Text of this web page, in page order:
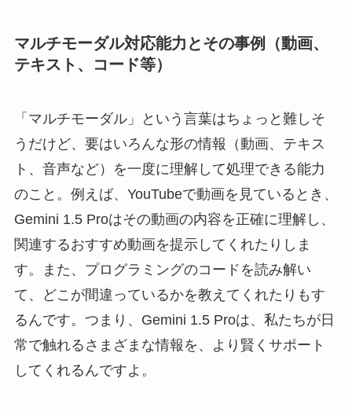
マルチモーダル対応能力とその事例（動画、
テキスト、コード等）
「マルチモーダル」という言葉はちょっと難しそ
うだけど、要はいろんな形の情報（動画、テキス
ト、音声など）を一度に理解して処理できる能力
のこと。例えば、YouTubeで動画を見ているとき、
Gemini 1.5 Proはその動画の内容を正確に理解し、
関連するおすすめ動画を提示してくれたりしま
す。また、プログラミングのコードを読み解い
て、どこが間違っているかを教えてくれたりもす
るんです。つまり、Gemini 1.5 Proは、私たちが日
常で触れるさまざまな情報を、より賢くサポート
してくれるんですよ。